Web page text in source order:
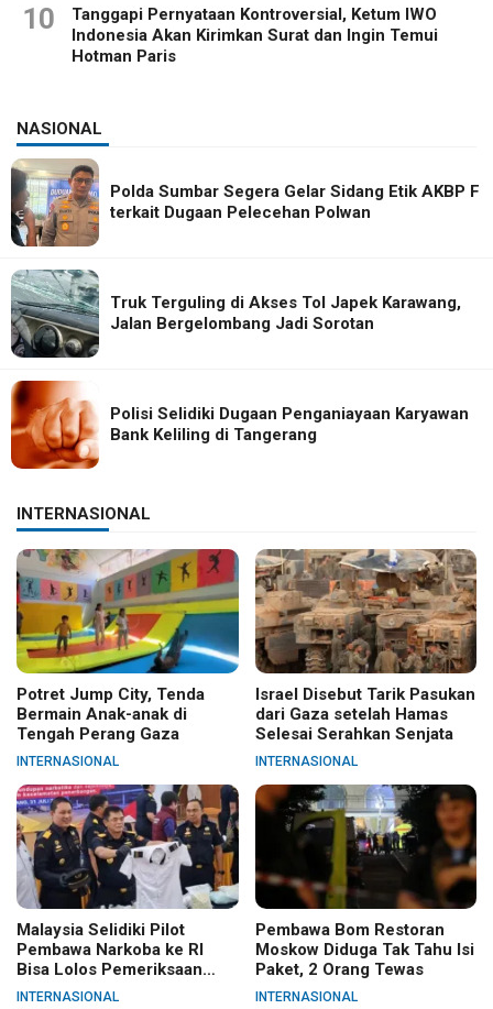
10
Tanggapi Pernyataan Kontroversial, Ketum IWO
Indonesia Akan Kirimkan Surat dan Ingin Temui
Hotman Paris
NASIONAL
Polda Sumbar Segera Gelar Sidang Etik AKBP F
terkait Dugaan Pelecehan Polwan
Truk Terguling di Akses Tol Japek Karawang,
Jalan Bergelombang Jadi Sorotan
Polisi Selidiki Dugaan Penganiayaan Karyawan
Bank Keliling di Tangerang
INTERNASIONAL
Potret Jump City, Tenda
Bermain Anak-anak di
Tengah Perang Gaza
INTERNASIONAL
Israel Disebut Tarik Pasukan
dari Gaza setelah Hamas
Selesai Serahkan Senjata
INTERNASIONAL
Malaysia Selidiki Pilot
Pembawa Narkoba ke RI
Bisa Lolos Pemeriksaan
KLIA
INTERNASIONAL
Pembawa Bom Restoran
Moskow Diduga Tak Tahu Isi
Paket, 2 Orang Tewas
INTERNASIONAL